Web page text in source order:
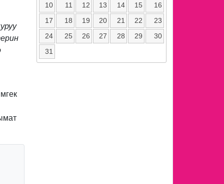
10
11 12 13 14 15
16
17
18 19 20 21 22
23
24
25 26 27 28 29
30
31